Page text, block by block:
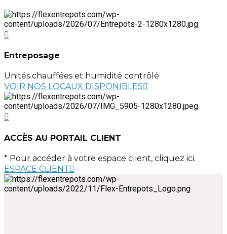
Entreposage
Unités chauffées et humidité contrôlé
VOIR NOS LOCAUX DISPONIBLES
ACCÈS AU PORTAIL CLIENT
* Pour accéder à votre espace client, cliquez ici.
ESPACE CLIENT